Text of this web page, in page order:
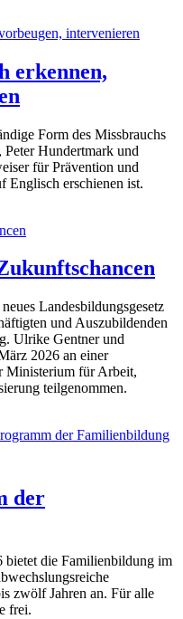
erkennen,
Form des Missbrauchs
Hundertmark und
für Prävention und
Englisch erschienen ist.
Landesbildungsgesetz
und Auszubildenden
Ulrike Gentner und
2026 an einer
Ministerium für Arbeit,
teilgenommen.
der
bietet die Familienbildung im
zwölf Jahren an. Für alle
frei.